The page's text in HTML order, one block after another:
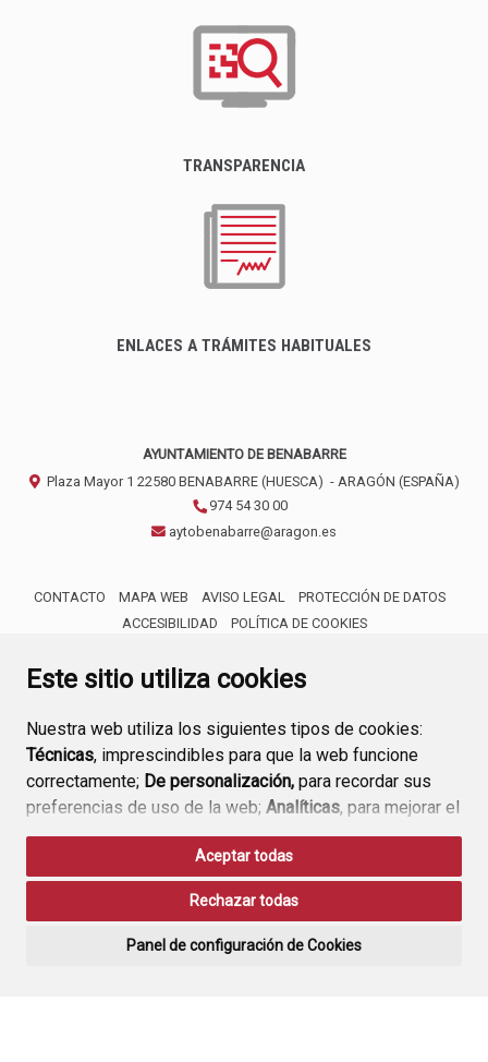
Este sitio utiliza cookies
Nuestra web utiliza los siguientes tipos de cookies:
Técnicas, imprescindibles para que la web funcione
correctamente; De personalización, para recordar sus
preferencias de uso de la web; Analíticas, para mejorar el
funcionamiento de la web y sus servicios.
Si acepta pulsando el botón“Aceptar todas”
consideramos que acepta su uso. Si pulsa el botón
ninguna acción, se guardarán las cookies técnicas
Aceptar todas
Rechazar todas
Panel de configuración de Cookies
TRANSPARENCIA
ENLACES A TRÁMITES HABITUALES
AYUNTAMIENTO DE BENABARRE
Plaza Mayor 1 22580 BENABARRE (HUESCA) - ARAGÓN (ESPAÑA)
974 54 30 00
aytobenabarre@aragon.es
CONTACTO MAPA WEB AVISO LEGAL
PROTECCIÓN DE DATOS
ACCESIBILIDAD
POLÍTICA DE COOKIES